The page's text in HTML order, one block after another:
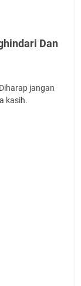
Dan
jangan
kasih.